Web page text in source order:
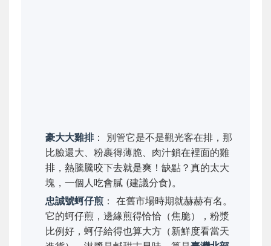
豪大大雞排： 別管它是不是觀光客在排，那
比臉還大、粉裹得薄脆、肉汁鎖在裡面的雞
排，熱騰騰咬下去就是爽！缺點？真的太大
塊，一個人吃會膩 (建議分食)。
忠誠號蚵仔煎 ： 在舊市場時期就赫赫有名。
它的蚵仔煎，邊緣煎得恰恰（焦脆），粉漿
比例好，蚵仔給得也算大方（新鮮度看當天